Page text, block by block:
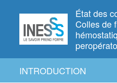
État des
Colles de
INTRODUCTION